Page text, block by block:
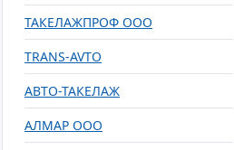
ТАКЕЛАЖПРОФ ООО
TRANS-AVTO
АВТО-ТАКЕЛАЖ
АЛМАР ООО